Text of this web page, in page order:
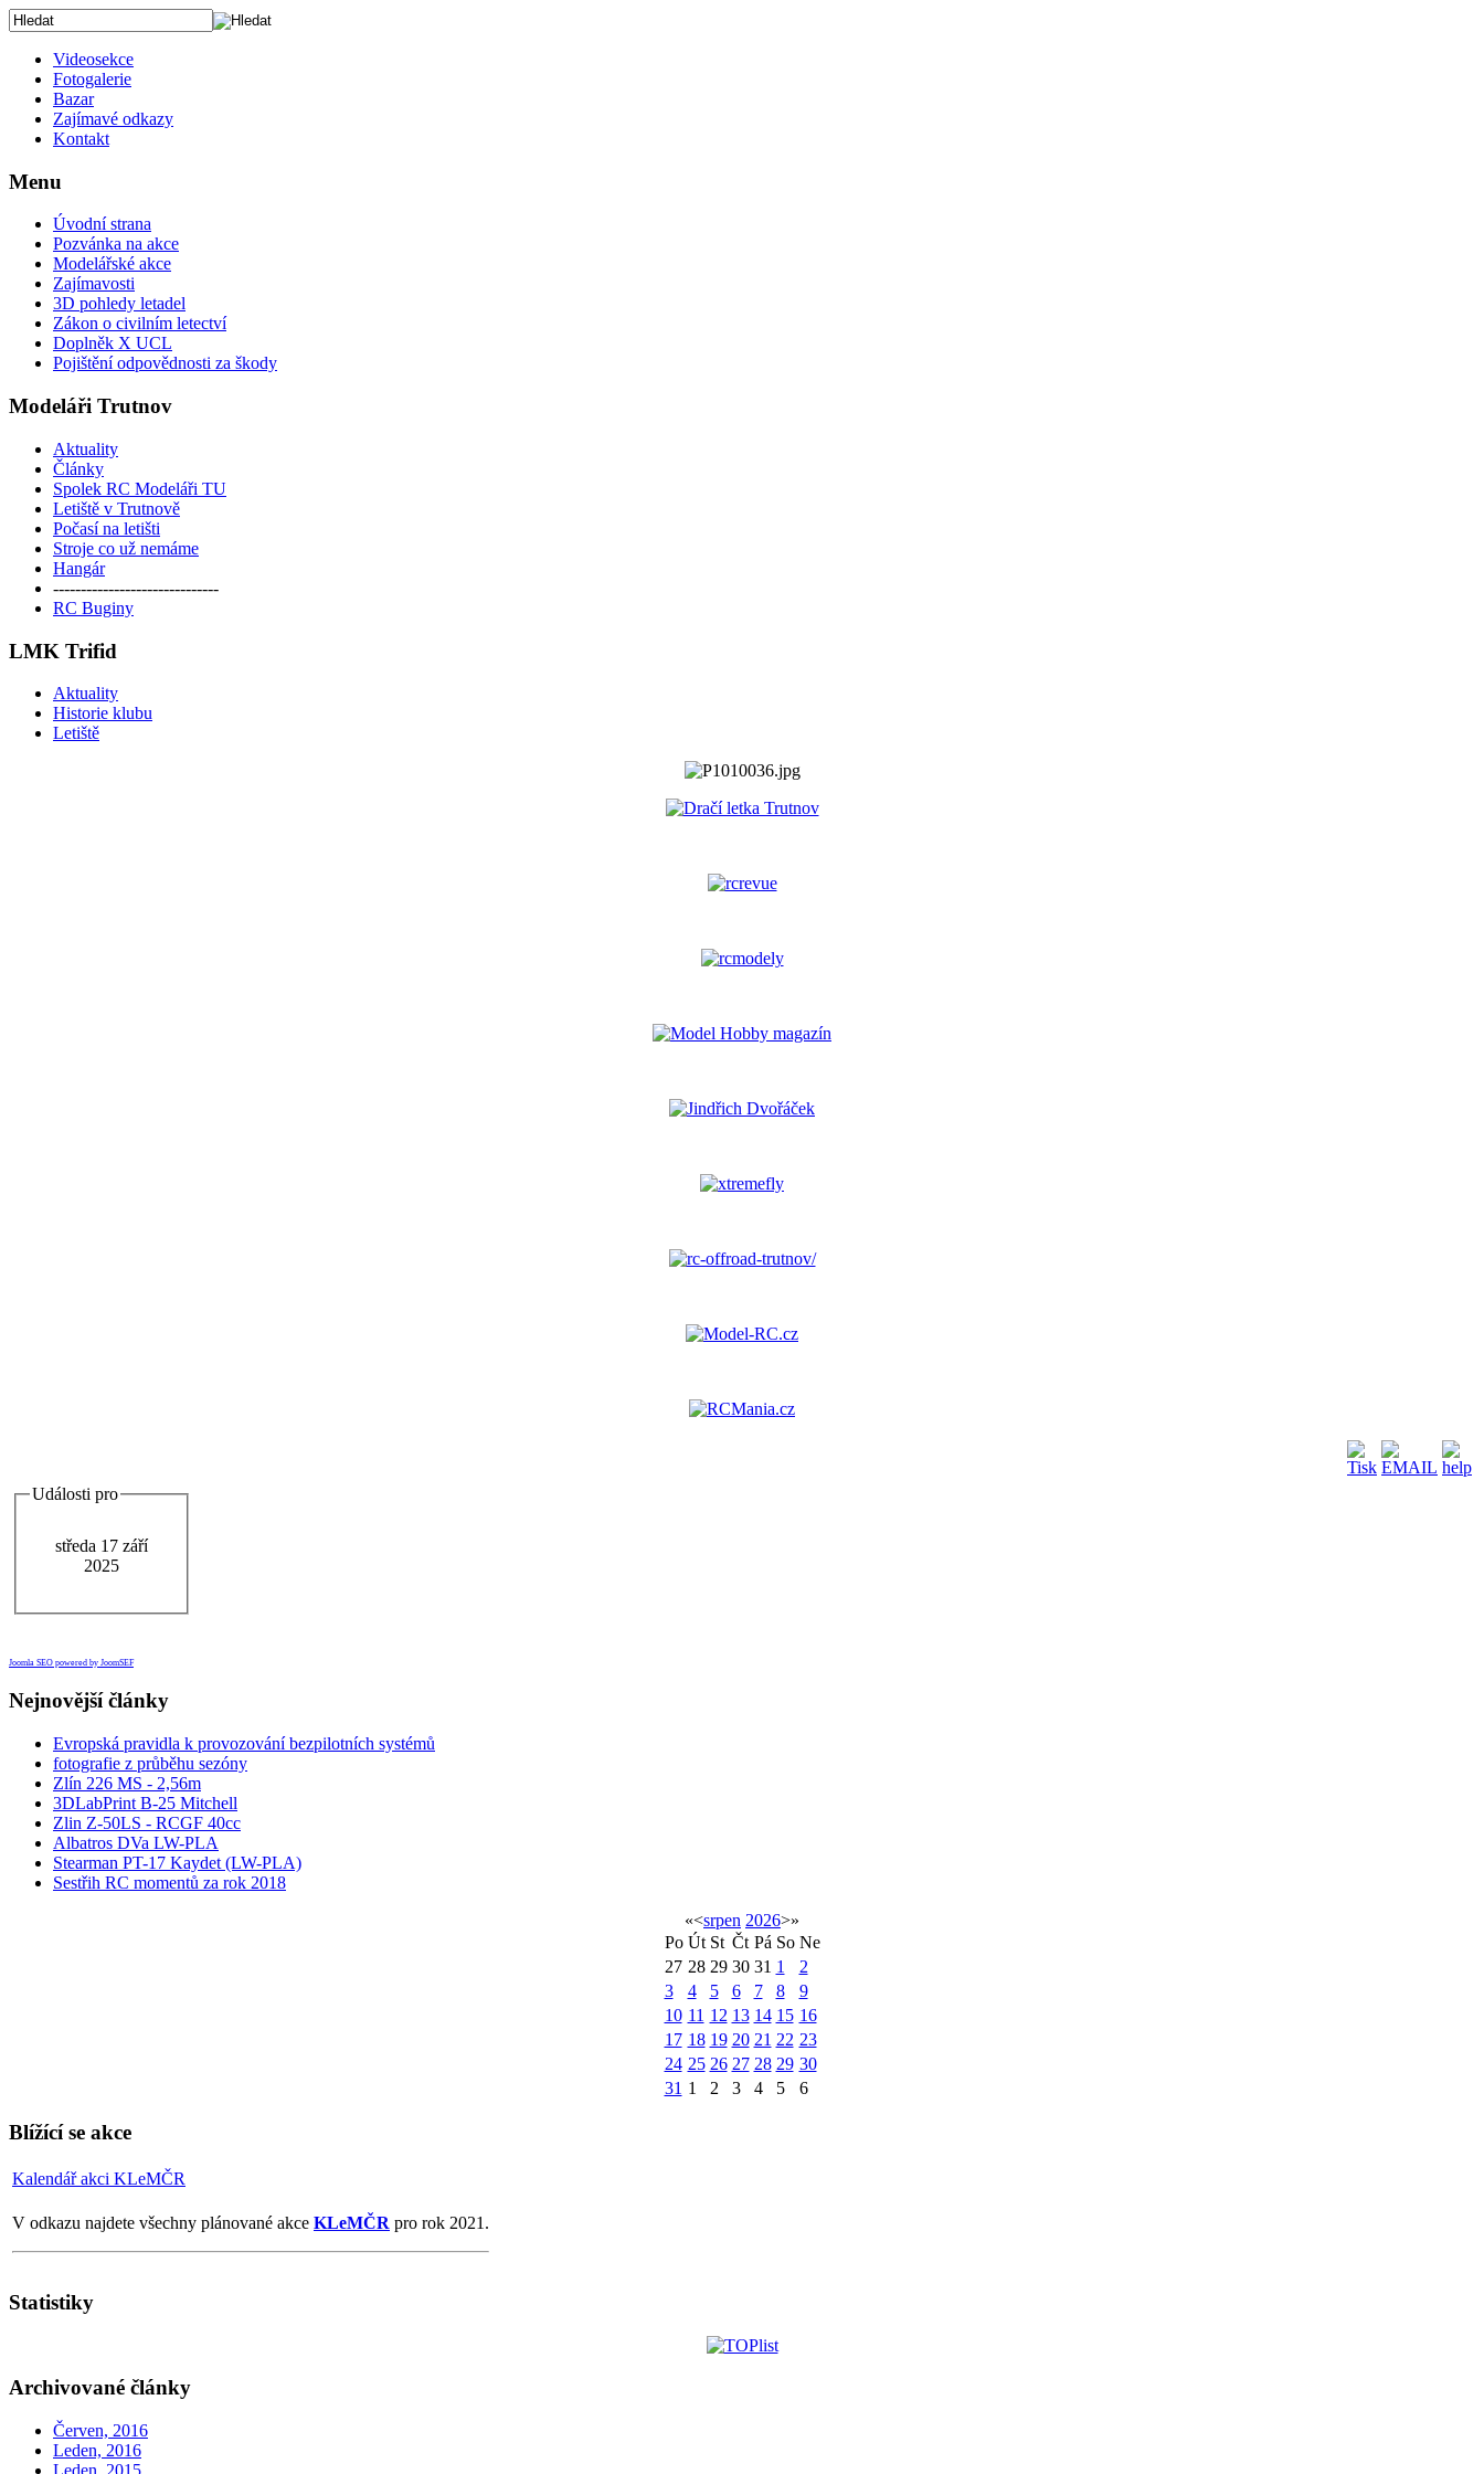
Videosekce
Fotogalerie
Bazar
Zajímavé odkazy
Kontakt
Menu
Úvodní strana
Pozvánka na akce
Modelářské akce
Zajímavosti
3D pohledy letadel
Zákon o civilním letectví
Doplněk X UCL
Pojištění odpovědnosti za škody
Modeláři Trutnov
Aktuality
Články
Spolek RC Modeláři TU
Letiště v Trutnově
Počasí na letišti
Stroje co už nemáme
Hangár
------------------------------
RC Buginy
LMK Trifid
Aktuality
Historie klubu
Letiště
Události pro
středa 17 září
2025
Joomla SEO powered by JoomSEF
Nejnovější články
Evropská pravidla k provozování bezpilotních systémů
fotografie z průběhu sezóny
Zlín 226 MS - 2,56m
3DLabPrint B-25 Mitchell
Zlin Z-50LS - RCGF 40cc
Albatros DVa LW-PLA
Stearman PT-17 Kaydet (LW-PLA)
Sestřih RC momentů za rok 2018
«<srpen 2026>»
Po Út St Čt Pá So Ne
27 28 29 30 31 1
2
3
4 5 6 7 8
9
10 11 12 13 14 15 16
17 18 19 20 21 22 23
24 25 26 27 28 29 30
31 1 2 3 4 5 6
Blížící se akce
Kalendář akci KLeMČR
V odkazu najdete všechny plánované akce KLeMČR pro rok 2021.
Statistiky
Archivované články
Červen, 2016
Leden, 2016
Leden, 2015